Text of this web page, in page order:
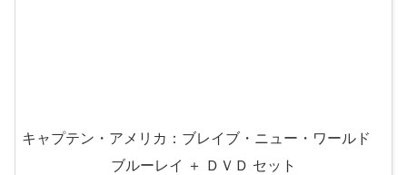
キャプテン・アメリカ：ブレイブ・ニュー・ワールド
ブルーレイ ＋ ＤＶＤ セット